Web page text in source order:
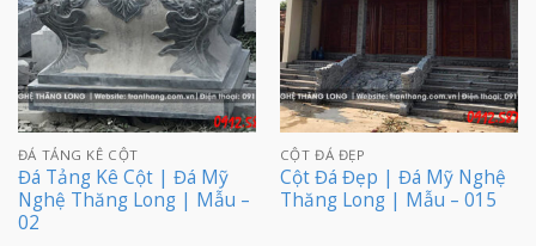
ĐÁ TẢNG KÊ CỘT
Đá Tảng Kê Cột | Đá Mỹ
Nghệ Thăng Long | Mẫu –
02
CỘT ĐÁ ĐẸP
Cột Đá Đẹp | Đá Mỹ Nghệ
Thăng Long | Mẫu – 015